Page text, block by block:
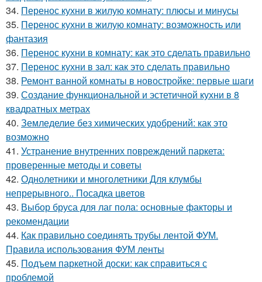
34. Перенос кухни в жилую комнату: плюсы и минусы
35. Перенос кухни в жилую комнату: возможность или
фантазия
36. Перенос кухни в комнату: как это сделать правильно
37. Перенос кухни в зал: как это сделать правильно
38. Ремонт ванной комнаты в новостройке: первые шаги
39. Создание функциональной и эстетичной кухни в 8
квадратных метрах
40. Земледелие без химических удобрений: как это
возможно
41. Устранение внутренних повреждений паркета:
проверенные методы и советы
42. Однолетники и многолетники Для клумбы
непрерывного.. Посадка цветов
43. Выбор бруса для лаг пола: основные факторы и
рекомендации
44. Как правильно соединять трубы лентой ФУМ.
Правила использования ФУМ ленты
45. Подъем паркетной доски: как справиться с
проблемой